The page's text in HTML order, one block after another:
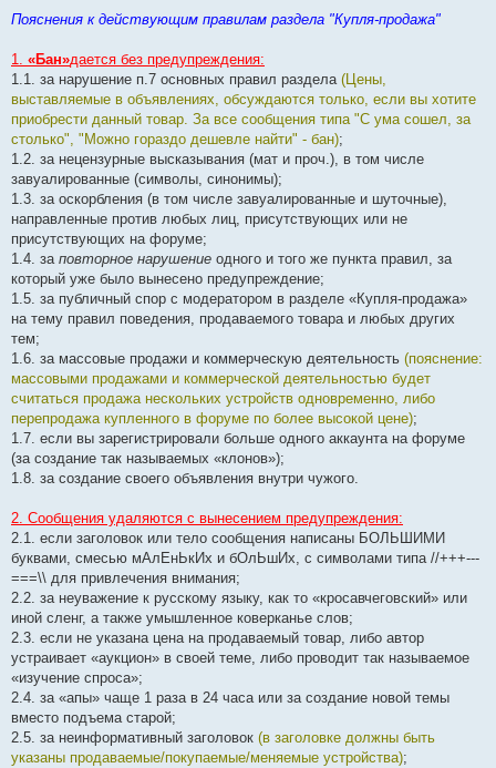
Пояснения к действующим правилам раздела "Купля-продажа"
1. «Бан»дается без предупреждения:
1.1. за нарушение п.7 основных правил раздела (Цены,
выставляемые в объявлениях, обсуждаются только, если вы хотите
приобрести данный товар. За все сообщения типа "С ума сошел, за
столько", "Можно гораздо дешевле найти" - бан);
1.2. за нецензурные высказывания (мат и проч.), в том числе
завуалированные (символы, синонимы);
1.3. за оскорбления (в том числе завуалированные и шуточные),
направленные против любых лиц, присутствующих или не
присутствующих на форуме;
1.4. за повторное нарушение одного и того же пункта правил, за
который уже было вынесено предупреждение;
1.5. за публичный спор с модератором в разделе «Купля-продажа»
на тему правил поведения, продаваемого товара и любых других
тем;
1.6. за массовые продажи и коммерческую деятельность (пояснение:
массовыми продажами и коммерческой деятельностью будет
считаться продажа нескольких устройств одновременно, либо
перепродажа купленного в форуме по более высокой цене);
1.7. если вы зарегистрировали больше одного аккаунта на форуме
(за создание так называемых «клонов»);
1.8. за создание своего объявления внутри чужого.
2. Сообщения удаляются с вынесением предупреждения:
2.1. если заголовок или тело сообщения написаны БОЛЬШИМИ
буквами, смесью мАлЕнЬкИх и бОлЬшИх, с символами типа //+++---
===\\ для привлечения внимания;
2.2. за неуважение к русскому языку, как то «кросавчеговский» или
иной сленг, а также умышленное коверканье слов;
2.3. если не указана цена на продаваемый товар, либо автор
устраивает «аукцион» в своей теме, либо проводит так называемое
«изучение спроса»;
2.4. за «апы» чаще 1 раза в 24 часа или за создание новой темы
вместо подъема старой;
2.5. за неинформативный заголовок (в заголовке должны быть
указаны продаваемые/покупаемые/меняемые устройства);